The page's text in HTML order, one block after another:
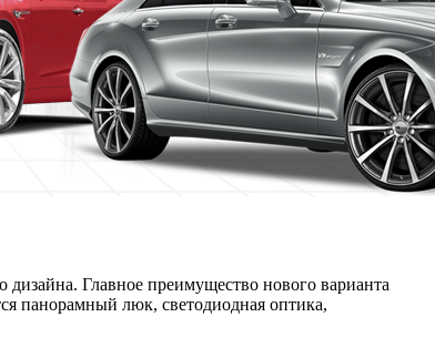
Главное преимущество нового варианта
панорамный люк, светодиодная оптика,